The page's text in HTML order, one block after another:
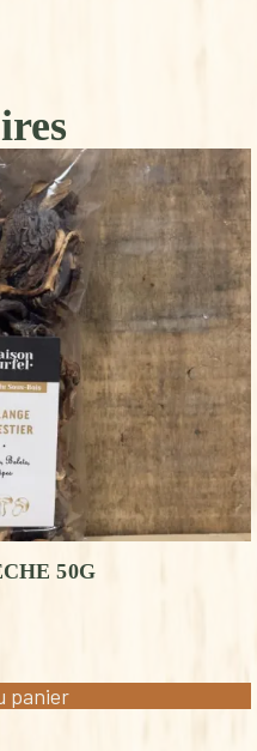
50G
panier